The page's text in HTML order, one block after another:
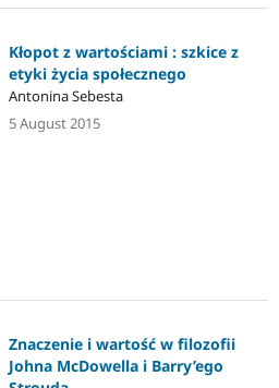
Kłopot z wartościami : szkice z
etyki życia społecznego
Antonina Sebesta
5 August 2015
Znaczenie i wartość w filozofii
Johna McDowella i Barry’ego